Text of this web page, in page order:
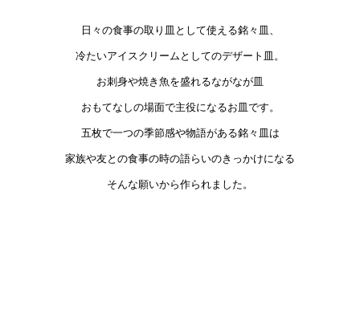
日々の食事の取り皿として使える銘々皿、
冷たいアイスクリームとしてのデザート皿。
お刺身や焼き魚を盛れるながなが皿
おもてなしの場面で主役になるお皿です。
五枚で一つの季節感や物語がある銘々皿は
家族や友との食事の時の語らいのきっかけになる
そんな願いから作られました。